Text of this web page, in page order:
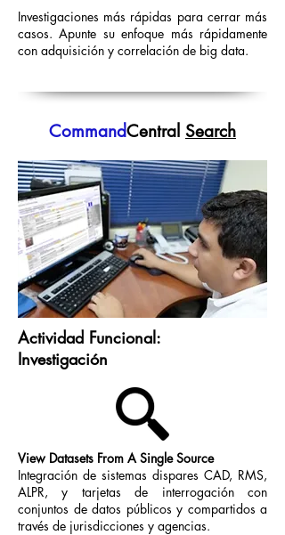
Investigaciones más rápidas para cerrar más
casos. Apunte su enfoque más rápidamente
con adquisición y correlación de big data.
CommandCentral Search
Actividad Funcional:
Investigación
View Datasets From A Single Source
Integración de sistemas dispares CAD, RMS,
ALPR, y tarjetas de interrogación con
conjuntos de datos públicos y compartidos a
través de jurisdicciones y agencias.